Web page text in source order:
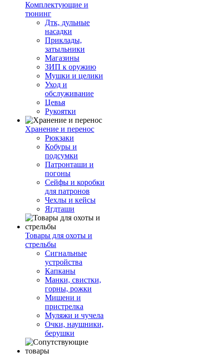
Комплектующие и
тюнинг
Дтк, дульные
насадки
Приклады,
затыльники
Магазины
ЗИП к оружию
Мушки и целики
Уход и
обслуживание
Цевья
Рукоятки
Хранение и перенос
Рюкзаки
Кобуры и
подсумки
Патронташи и
погоны
Сейфы и коробки
для патронов
Чехлы и кейсы
Ягдташи
Товары для охоты и
стрельбы
Сигнальные
устройства
Капканы
Манки, свистки,
горны, рожки
Мишени и
пристрелка
Муляжи и чучела
Очки, наушники,
берушки